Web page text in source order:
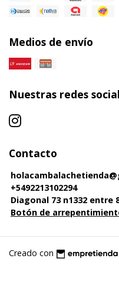
Medios de envío
Nuestras redes
Contacto
+5492213102294
Diagonal 73 n1332 entre
Botón de
Creado con